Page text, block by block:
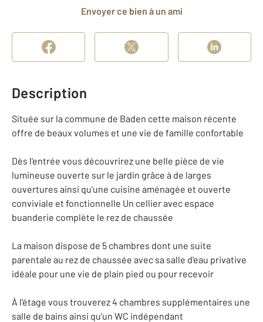
Envoyer ce bien à un ami
Description
Située sur la commune de Baden cette maison récente
offre de beaux volumes et une vie de famille confortable
Dès l'entrée vous découvrirez une belle pièce de vie
lumineuse ouverte sur le jardin grâce à de larges
ouvertures ainsi qu'une cuisine aménagée et ouverte
conviviale et fonctionnelle Un cellier avec espace
buanderie complète le rez de chaussée
La maison dispose de 5 chambres dont une suite
parentale au rez de chaussée avec sa salle d'eau privative
idéale pour une vie de plain pied ou pour recevoir
À l'étage vous trouverez 4 chambres supplémentaires une
salle de bains ainsi qu'un WC indépendant